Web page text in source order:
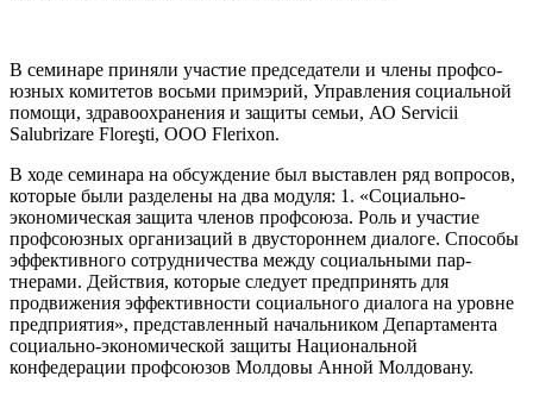
В семинаре приняли участие председатели и члены профсо­
юзных комитетов восьми примэ­рий, Управления социальной
по­мощи, здравоохранения и защи­ты семьи, АО Servicii
Salubrizare Floreşti, ООО Flerixon.
В ходе семинара на обсуждение был выставлен ряд вопросов,
кото­рые были разделены на два моду­ля: 1. «Социально-
экономическая защита членов профсоюза. Роль и участие
профсоюзных органи­заций в двустороннем диалоге. Способы
эффективного сотрудни­чества между социальными пар­
тнерами. Действия, которые сле­дует предпринять для
продвиже­ния эффективности социально­го диалога на уровне
предприя­тия», представленный началь­ником Департамента
социально-экономической защиты Нацио­нальной
конфедерации профсою­зов Молдовы Анной Молдовану.